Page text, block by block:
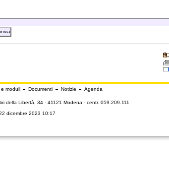
moduli Documenti Notizie
Agenda
della Libertà, 34 - 41121 Modena - centr. 059.209.111
dicembre 2023 10:17